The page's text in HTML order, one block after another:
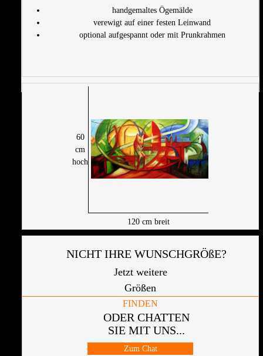
handgemaltes Ögemälde
verewigt auf einer festen Leinwand
optional aufgespannt oder mit Prunkrahmen
60
cm
hoch
120cm breit
NICHT IHRE WUNSCHGRÖßE?
Jetzt weitere
Größen
FINDEN
ODER CHATTEN
SIE MIT UNS...
Zum Chat